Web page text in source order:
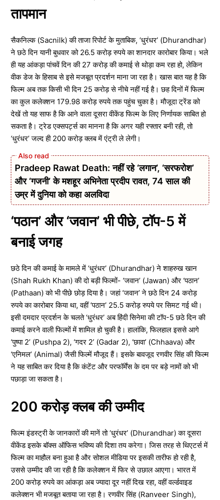
तापमान
सैकनिल्क (Sacnilk) की ताजा रिपोर्ट के मुताबिक, ‘धुरंधर’ (Dhurandhar)
ने छठे दिन यानी बुधवार को 26.5 करोड़ रुपये का शानदार कारोबार किया। भले
ही यह आंकड़ा पांचवें दिन की 27 करोड़ की कमाई से थोड़ा कम रहा हो, लेकिन
वीक डेज के हिसाब से इसे मजबूत प्रदर्शन माना जा रहा है। खास बात यह है कि
फिल्म अब तक किसी भी दिन 25 करोड़ से नीचे नहीं गई है। छह दिनों में फिल्म
का कुल कलेक्शन 179.98 करोड़ रुपये तक पहुंच चुका है। मौजूदा ट्रेंड को
देखें तो यह साफ है कि आने वाला दूसरा वीकेंड फिल्म के लिए निर्णायक साबित हो
सकता है। ट्रेड एक्सपर्ट्स का मानना है कि अगर यही रफ्तार बनी रही, तो
‘धुरंधर’ जल्द ही 200 करोड़ क्लब में एंट्री ले लेगी।
Pradeep Rawat Death: नहीं रहे ‘लगान’, ‘सरफरोश’
और ‘गजनी’ के मशहूर अभिनेता प्रदीप रावत, 74 साल की
उम्र में दुनिया को कहा अलविदा
‘पठान’ और ‘जवान’ भी पीछे, टॉप-5 में
बनाई जगह
छठे दिन की कमाई के मामले में ‘धुरंधर’ (Dhurandhar) ने शाहरुख खान
(Shah Rukh Khan) की दो बड़ी फिल्मों- ‘जवान’ (Jawan) और ‘पठान’
(Pathaan) को भी पीछे छोड़ दिया है। जहां ‘जवान’ ने छठे दिन 24 करोड़
रुपये का कारोबार किया था, वहीं ‘पठान’ 25.5 करोड़ रुपये पर सिमट गई थी।
इसी दमदार प्रदर्शन के चलते ‘धुरंधर’ अब हिंदी सिनेमा की टॉप-5 छठे दिन की
कमाई करने वाली फिल्मों में शामिल हो चुकी है। हालांकि, फिलहाल इससे आगे
‘पुष्पा 2’ (Pushpa 2), ‘गदर 2’ (Gadar 2), ‘छावा’ (Chhaava) और
‘एनिमल’ (Animal) जैसी फिल्में मौजूद हैं। इसके बावजूद रणवीर सिंह की फिल्म
ने यह साबित कर दिया है कि कंटेंट और परफॉर्मेंस के दम पर बड़े नामों को भी
पछाड़ा जा सकता है।
200 करोड़ क्लब की उम्मीद
फिल्म इंडस्ट्री के जानकारों की मानें तो ‘धुरंधर’ (Dhurandhar) का दूसरा
वीकेंड इसके बॉक्स ऑफिस भविष्य की दिशा तय करेगा। जिस तरह से थिएटर्स में
फिल्म का माहौल बना हुआ है और सोशल मीडिया पर इसकी तारीफ हो रही है,
उससे उम्मीद की जा रही है कि कलेक्शन में फिर से उछाल आएगा। भारत में
200 करोड़ रुपये का आंकड़ा अब ज्यादा दूर नहीं दिख रहा, वहीं वर्ल्डवाइड
कलेक्शन भी मजबूत बताया जा रहा है। रणवीर सिंह (Ranveer Singh),